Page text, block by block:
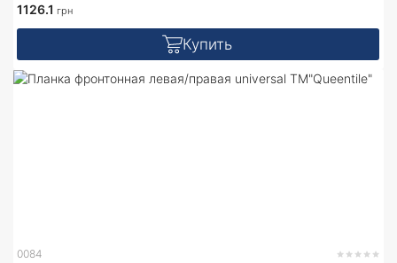
1126.1 грн
Купить
0084